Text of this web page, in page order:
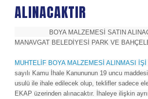
ALINACAKTIR
BOYA MALZEMESİ SATIN
MANAVGAT BELEDİYESİ PARK VE
MUHTELİF BOYA MALZEMESİ ALINMASI İŞİ
sayılı Kamu İhale Kanununun 19 uncu
usulü ile ihale edilecek olup, teklifler sadece
EKAP üzerinden alınacaktır. İhaleye ilişkin